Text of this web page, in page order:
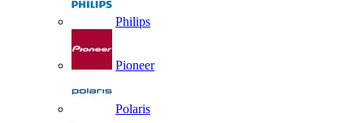
Philips
Pioneer
Polaris